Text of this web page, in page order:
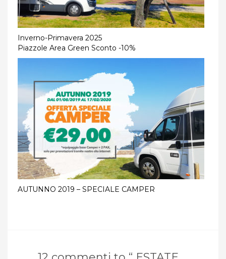
Inverno-Primavera 2025
Piazzole Area Green Sconto -10%
AUTUNNO 2019 – SPECIALE CAMPER